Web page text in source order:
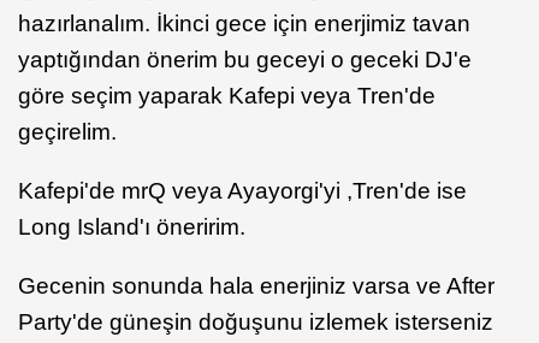
hazırlanalım. İkinci gece için enerjimiz tavan
yaptığından önerim bu geceyi o geceki DJ'e
göre seçim yaparak Kafepi veya Tren'de
geçirelim.
Kafepi'de mrQ veya Ayayorgi'yi ,Tren'de ise
Long Island'ı öneririm.
Gecenin sonunda hala enerjiniz varsa ve After
Party'de güneşin doğuşunu izlemek isterseniz